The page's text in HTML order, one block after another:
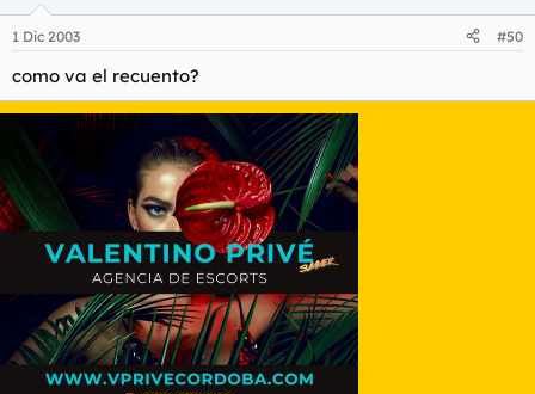
1 Dic 2003 #50
como va el recuento?